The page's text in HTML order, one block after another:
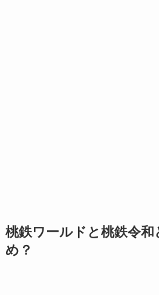
桃鉄ワールドと桃鉄令
め？